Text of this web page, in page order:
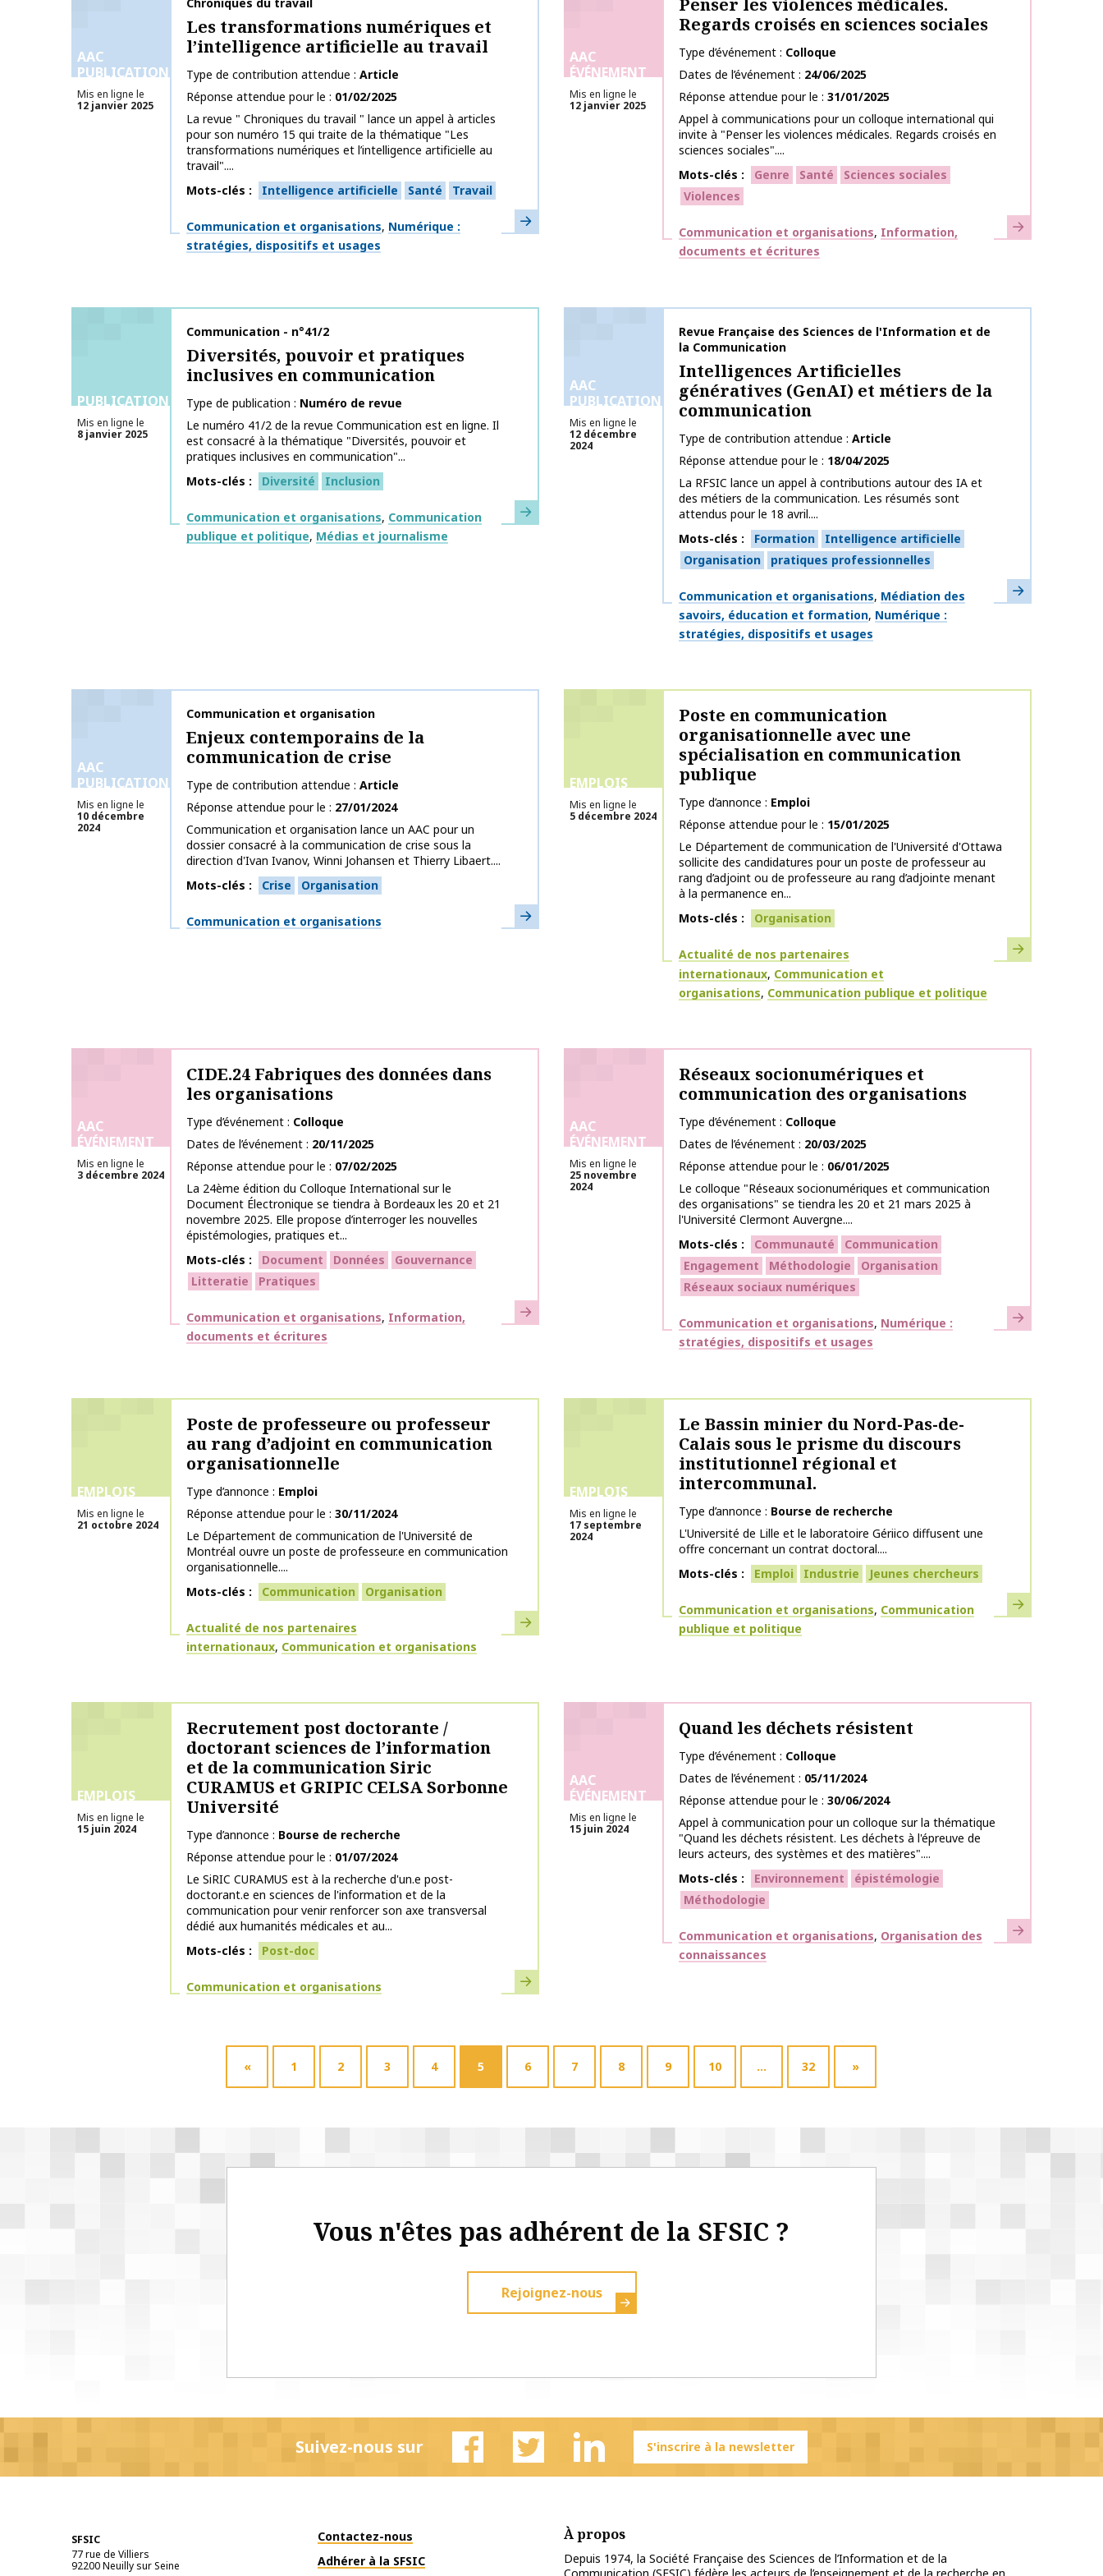
AAC
PUBLICATIONS
Mis en ligne le
12 janvier 2025
Les transformations numériques et
l’intelligence artificielle au travail
Type de contribution attendue
Article
Réponse attendue pour le
01/02/2025
La revue " Chroniques du travail " lance un appel à articles
pour son numéro 15 qui traite de la thématique "Les
transformations numériques et l’intelligence artificielle au
travail"....
Mots-clés
Intelligence artificielle Santé Travail
Thématiques
Communication et organisations Numérique :
stratégies, dispositifs et usages
En savoir plus
AAC
ÉVÉNEMENT
Mis en ligne le
12 janvier 2025
Penser les violences médicales.
Regards croisés en sciences sociales
Type d’événement
Colloque
Dates de l’événement
24/06/2025
Réponse attendue pour le
31/01/2025
Appel à communications pour un colloque international qui
invite à "Penser les violences médicales. Regards croisés en
sciences sociales"....
Mots-clés
Genre Santé
Sciences sociales
Violences
Thématiques
Communication et organisations Information,
documents et écritures
En savoir plus
PUBLICATIONS
Mis en ligne le
8 janvier 2025
Nom de la publication
Communication - n°41/2
Diversités, pouvoir et pratiques
inclusives en communication
Type de publication
Numéro de revue
Le numéro 41/2 de la revue Communication est en ligne. Il
est consacré à la thématique "Diversités, pouvoir et
pratiques inclusives en communication"...
Mots-clés
Diversité Inclusion
Thématiques
Communication et organisations Communication
publique et politique Médias et journalisme
En savoir plus
AAC
PUBLICATIONS
Mis en ligne le
12 décembre
2024
Nom de la publication
Revue Française des Sciences de l'Information et de
la Communication
Intelligences Artificielles
génératives (GenAI) et métiers de la
communication
Type de contribution attendue
Article
Réponse attendue pour le
18/04/2025
La RFSIC lance un appel à contributions autour des IA et
des métiers de la communication. Les résumés sont
attendus pour le 18 avril....
Mots-clés
Formation
Intelligence artificielle
Organisation
pratiques professionnelles
Thématiques
Communication et organisations Médiation des
savoirs, éducation et formation Numérique :
stratégies, dispositifs et usages
En savoir plus
AAC
PUBLICATIONS
Mis en ligne le
10 décembre
2024
Nom de la publication
Communication et organisation
Enjeux contemporains de la
communication de crise
Type de contribution attendue
Article
Réponse attendue pour le
27/01/2024
Communication et organisation lance un AAC pour un
dossier consacré à la communication de crise sous la
direction d'Ivan Ivanov, Winni Johansen et Thierry Libaert....
Mots-clés
Crise Organisation
Thématiques
Communication et organisations En savoir plus
EMPLOIS
Mis en ligne le
5 décembre 2024
Poste en communication
organisationnelle avec une
spécialisation en communication
publique
Type d’annonce
Emploi
Réponse attendue pour le
15/01/2025
Le Département de communication de l'Université d'Ottawa
sollicite des candidatures pour un poste de professeur au
rang d’adjoint ou de professeure au rang d’adjointe menant
à la permanence en...
Mots-clés
Organisation
Thématiques
Actualité de nos partenaires
internationaux Communication et
organisations Communication publique et politique
En savoir plus
AAC
ÉVÉNEMENT
Mis en ligne le
3 décembre 2024
CIDE.24 Fabriques des données dans
les organisations
Type d’événement
Colloque
Dates de l’événement
20/11/2025
Réponse attendue pour le
07/02/2025
La 24ème édition du Colloque International sur le
Document Électronique se tiendra à Bordeaux les 20 et 21
novembre 2025. Elle propose d’interroger les nouvelles
épistémologies, pratiques et...
Mots-clés
Document Données
Gouvernance
Litteratie
Pratiques
Thématiques
Communication et organisations Information,
documents et écritures
En savoir plus
AAC
ÉVÉNEMENT
Mis en ligne le
25 novembre
2024
Réseaux socionumériques et
communication des organisations
Type d’événement
Colloque
Dates de l’événement
20/03/2025
Réponse attendue pour le
06/01/2025
Le colloque "Réseaux socionumériques et communication
des organisations" se tiendra les 20 et 21 mars 2025 à
l'Université Clermont Auvergne....
Mots-clés
Communauté
Communication
Engagement
Méthodologie
Organisation
Réseaux sociaux numériques
Thématiques
Communication et organisations Numérique :
stratégies, dispositifs et usages
En savoir plus
EMPLOIS
Mis en ligne le
21 octobre 2024
Poste de professeure ou professeur
au rang d’adjoint en communication
organisationnelle
Type d’annonce
Emploi
Réponse attendue pour le
30/11/2024
Le Département de communication de l'Université de
Montréal ouvre un poste de professeur.e en communication
organisationnelle....
Mots-clés
Communication Organisation
Thématiques
Actualité de nos partenaires
internationaux Communication et organisations
En savoir plus
EMPLOIS
Mis en ligne le
17 septembre
2024
Le Bassin minier du Nord-Pas-de-
Calais sous le prisme du discours
institutionnel régional et
intercommunal.
Type d’annonce
Bourse de recherche
L'Université de Lille et le laboratoire Gériico diffusent une
offre concernant un contrat doctoral....
Mots-clés
Emploi Industrie Jeunes chercheurs
Thématiques
Communication et organisations Communication
publique et politique
En savoir plus
EMPLOIS
Mis en ligne le
15 juin 2024
Recrutement post doctorante /
doctorant sciences de l’information
et de la communication Siric
CURAMUS et GRIPIC CELSA Sorbonne
Université
Type d’annonce
Bourse de recherche
Réponse attendue pour le
01/07/2024
Le SiRIC CURAMUS est à la recherche d'un.e post-
doctorant.e en sciences de l'information et de la
communication pour venir renforcer son axe transversal
dédié aux humanités médicales et au...
Mots-clés
Post-doc
Thématiques
Communication et organisations En savoir plus
AAC
ÉVÉNEMENT
Mis en ligne le
15 juin 2024
Quand les déchets résistent
Type d’événement
Colloque
Dates de l’événement
05/11/2024
Réponse attendue pour le
30/06/2024
Appel à communication pour un colloque sur la thématique
"Quand les déchets résistent. Les déchets à l'épreuve de
leurs acteurs, des systèmes et des matières"....
Mots-clés
Environnement
épistémologie
Méthodologie
Thématiques
Communication et organisations Organisation des
connaissances
En savoir plus
« 1 2 3 4 5 6 7 8 9 10 … 32 »
Vous n'êtes pas adhérent de la SFSIC ?
Rejoignez-nous
Suivez-nous sur S'inscrire à la newsletter
SFSIC
77 rue de Villiers
92200Neuilly sur Seine
Contactez-nous
Adhérer à la SFSIC
À propos
Depuis 1974, la Société Française des Sciences de l’Information et de la